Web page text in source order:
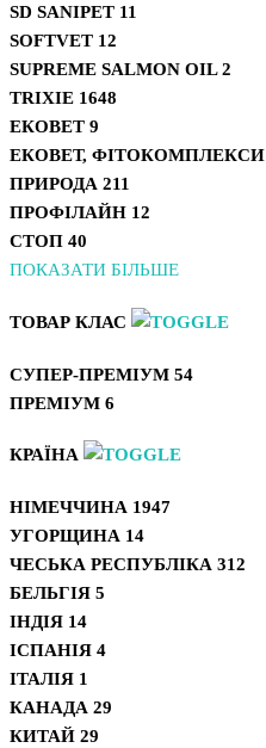
SD SANIPET 11
SOFTVET 12
SUPREME SALMON OIL2
TRIXIE 1648
ЕКОВЕТ 9
ЕКОВЕТ, ФІТОКОМПЛЕКСИ
ПРИРОДА 211
ПРОФІЛАЙН 12
СТОП 40
ПОКАЗАТИ БІЛЬШЕ
ТОВАР КЛАС
СУПЕР-ПРЕМІУМ 54
ПРЕМІУМ 6
КРАЇНА
НІМЕЧЧИНА 1947
УГОРЩИНА 14
ЧЕСЬКА РЕСПУБЛІКА 312
БЕЛЬГІЯ 5
ІНДІЯ 14
ІСПАНІЯ 4
ІТАЛІЯ 1
КАНАДА 29
КИТАЙ 29